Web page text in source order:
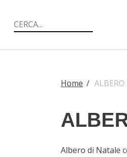
Home /
Albero di Natale